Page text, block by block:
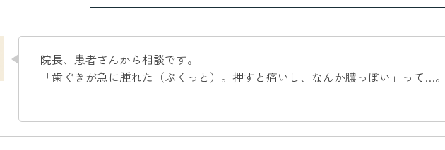
院長、患者さんから相談です。
「歯ぐきが急に腫れた（ぷくっと）。押すと痛いし、なんか膿っぽい」って…。